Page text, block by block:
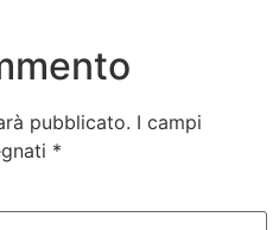
pubblicato. I campi
*